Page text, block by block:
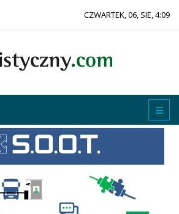
CZWARTEK, 06, SIE, 4:09